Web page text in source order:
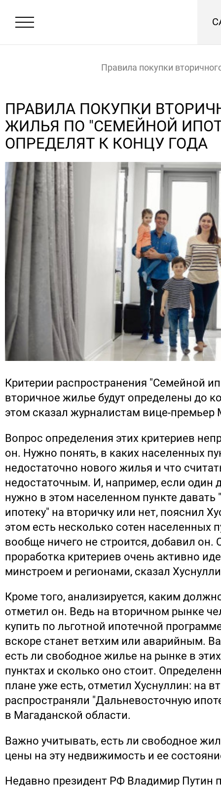
Главная Новости
Правила покупки
года
ПРАВИЛА ПОКУПКИ
ЖИЛЬЯ ПО "СЕМЕЙНОЙ
ОПРЕДЕЛЯТ К КОНЦУ ГОДА
Критерии распространения "Семейной
вторичное жилье будут определены до
этом сказал журналистам вице-премьер
Вопрос определения этих критериев
он. Нужно понять, в каких населенных
недостаточно нового жилья и что
недостаточным. И, например, если один
нужно в этом населенном пункте
ипотеку" на вторичку или нет, пояснил
этом есть несколько сотен населенных
вообще ничего не строится, добавил он.
проработка критериев очень активно
минстроем и регионами, сказал
Кроме того, анализируется, каким
отметил он. Ведь на вторичном рынке
купить по льготной ипотечной
вскоре станет ветхим или аварийным.
есть ли свободное жилье на рынке в
пунктах и сколько оно стоит.
плане уже есть, отметил Хуснуллин: на
распространяли "Дальневосточную
в Магаданской области.
Важно учитывать, есть ли свободное
цены на эту недвижимость и ее
Недавно президент РФ Владимир Путин